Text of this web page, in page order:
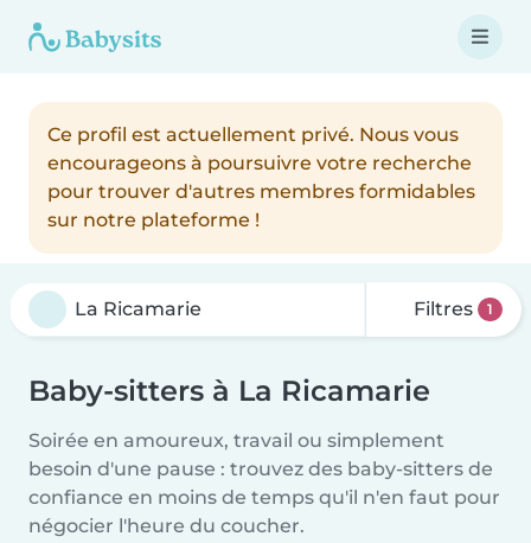
Ce profil est actuellement privé. Nous vous
encourageons à poursuivre votre recherche
pour trouver d'autres membres formidables
sur notre plateforme !
Filtres 1
Baby-sitters à La Ricamarie
Soirée en amoureux, travail ou simplement
besoin d'une pause : trouvez des baby-sitters de
confiance en moins de temps qu'il n'en faut pour
négocier l'heure du coucher.